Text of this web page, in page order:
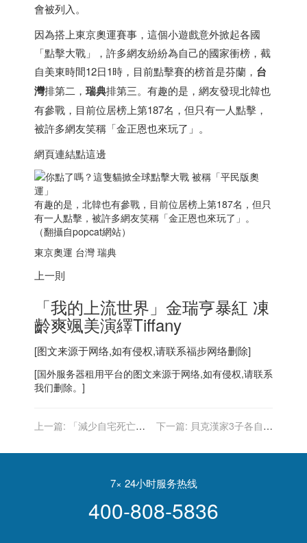
會被列入。
因為搭上東京奧運賽事，這個小遊戲意外掀起各國
「點擊大戰」，許多網友紛紛為自己的國家衝榜，截
自美東時間12日1時，目前點擊賽的榜首是芬蘭， 台
灣排第二， 瑞典排第三。有趣的是，網友發現北韓也
有參戰，目前位居榜上第187名，但只有一人點擊，
被許多網友笑稱「金正恩也來玩了」。
網頁連結點這邊
有趣的是，北韓也有參戰，目前位居榜上第187名，但只
有一人點擊，被許多網友笑稱「金正恩也來玩了」。
（翻攝自popcat網站）
東京奧運 台灣 瑞典
上一則
「我的上流世界」金瑞亨暴紅 凍
齡爽颯美演繹Tiffany
[图文来源于网络,如有侵权,请联系福步网络删除]
[国外服务器租用平台的图文来源于网络,如有侵权,请联系
我们删除。]
上一篇:
「減少自宅死亡」
野戰醫院
下一篇: 貝克漢家3子各自熱
兒？
7× 24小时服务热线
400-808-5836